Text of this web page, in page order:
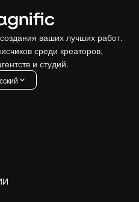
ваших лучших работ.
среди креаторов,
и студий.